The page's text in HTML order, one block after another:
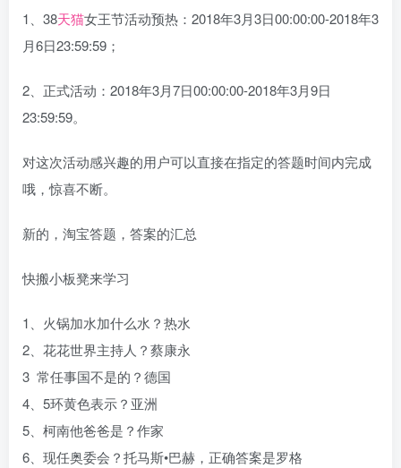
1、38天猫女王节活动预热：2018年3月3日00:00:00-2018年3
月6日23:59:59；
2、正式活动：2018年3月7日00:00:00-2018年3月9日
23:59:59。
对这次活动感兴趣的用户可以直接在指定的答题时间内完成
哦，惊喜不断。
新的，淘宝答题，答案的汇总
快搬小板凳来学习
1、火锅加水加什么水？热水
2、花花世界主持人？蔡康永
3 常任事国不是的？德国
4、5环黄色表示？亚洲
5、柯南他爸爸是？作家
6、现任奥委会？托马斯•巴赫，正确答案是罗格